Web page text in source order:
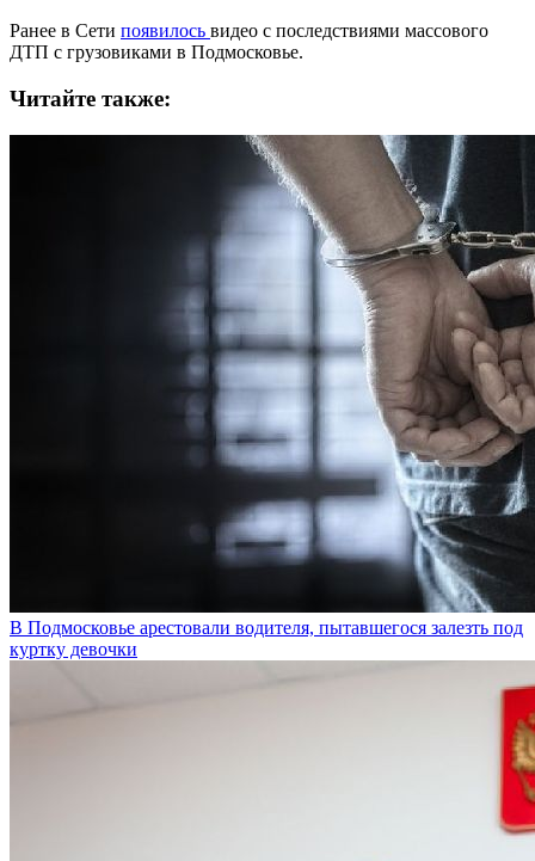
Ранее в Сети появилось видео с последствиями массового
ДТП с грузовиками в Подмосковье.
Читайте также:
В Подмосковье арестовали водителя, пытавшегося залезть под
куртку девочки